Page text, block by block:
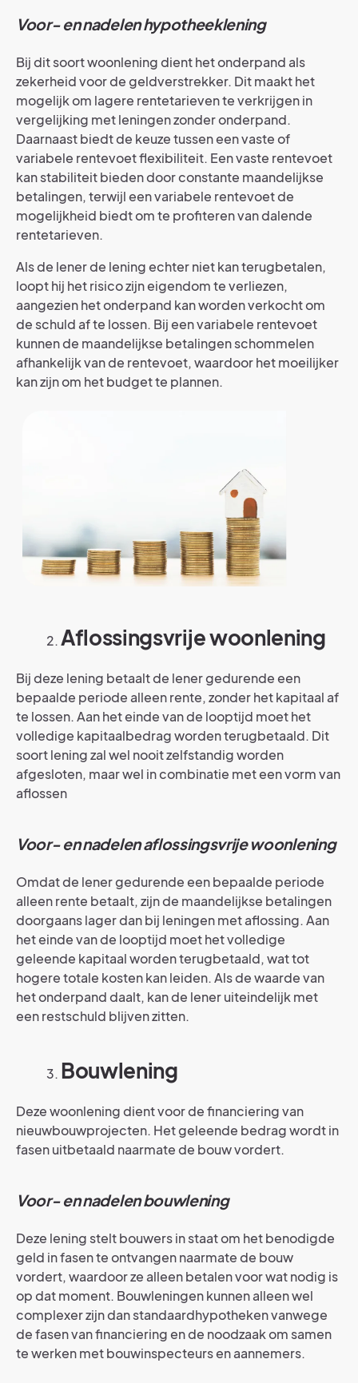
Voor- en nadelen hypotheeklening
Bij dit soort woonlening dient het onderpand als
zekerheid voor de geldverstrekker. Dit maakt het
mogelijk om lagere rentetarieven te verkrijgen in
vergelijking met leningen zonder onderpand.
Daarnaast biedt de keuze tussen een vaste of
variabele rentevoet flexibiliteit. Een vaste rentevoet
kan stabiliteit bieden door constante maandelijkse
betalingen, terwijl een variabele rentevoet de
mogelijkheid biedt om te profiteren van dalende
rentetarieven.
Als de lener de lening echter niet kan terugbetalen,
loopt hij het risico zijn eigendom te verliezen,
aangezien het onderpand kan worden verkocht om
de schuld af te lossen. Bij een variabele rentevoet
kunnen de maandelijkse betalingen schommelen
afhankelijk van de rentevoet, waardoor het moeilijker
kan zijn om het budget te plannen.
Aflossingsvrije woonlening
Bij deze lening betaalt de lener gedurende een
bepaalde periode alleen rente, zonder het kapitaal af
te lossen. Aan het einde van de looptijd moet het
volledige kapitaalbedrag worden terugbetaald. Dit
soort lening zal wel nooit zelfstandig worden
afgesloten, maar wel in combinatie met een vorm van
aflossen
Voor- en nadelen aflossingsvrije woonlening
Omdat de lener gedurende een bepaalde periode
alleen rente betaalt, zijn de maandelijkse betalingen
doorgaans lager dan bij leningen met aflossing. Aan
het einde van de looptijd moet het volledige
geleende kapitaal worden terugbetaald, wat tot
hogere totale kosten kan leiden. Als de waarde van
het onderpand daalt, kan de lener uiteindelijk met
een restschuld blijven zitten.
Bouwlening
Deze woonlening dient voor de financiering van
nieuwbouwprojecten. Het geleende bedrag wordt in
fasen uitbetaald naarmate de bouw vordert.
Voor- en nadelen bouwlening
Deze lening stelt bouwers in staat om het benodigde
geld in fasen te ontvangen naarmate de bouw
vordert, waardoor ze alleen betalen voor wat nodig is
op dat moment. Bouwleningen kunnen alleen wel
complexer zijn dan standaardhypotheken vanwege
de fasen van financiering en de noodzaak om samen
te werken met bouwinspecteurs en aannemers.